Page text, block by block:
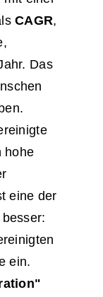
CAGR,
Das
hohe
eine der
ein.